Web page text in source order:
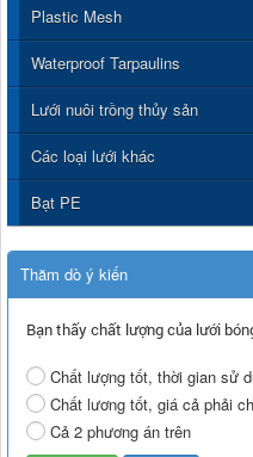
Plastic Mesh
Waterproof Tarpaulins
Lưới nuôi trồng thủy sản
Các loại lưới khác
Bạt PE
Thăm dò ý kiến
Bạn thấy chất lượng của lưới
Chất lượng tốt, thời gian sử
Chất lương tốt, giá cả phải
Cả 2 phương án trên